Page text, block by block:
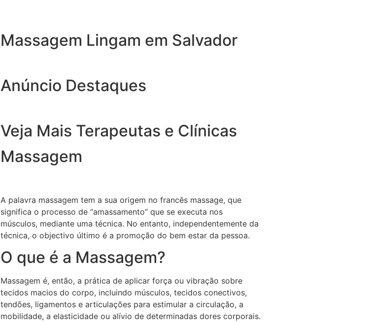
Massagem Lingam em Salvador
Anúncio Destaques
Veja Mais Terapeutas e Clínicas
Massagem
A palavra massagem tem a sua origem no francês massage, que
significa o processo de “amassamento” que se executa nos
músculos, mediante uma técnica. No entanto, independentemente da
técnica, o objectivo último é a promoção do bem estar da pessoa.
O que é a Massagem?
Massagem é, então, a prática de aplicar força ou vibração sobre
tecidos macios do corpo, incluindo músculos, tecidos conectivos,
tendões, ligamentos e articulações para estimular a circulação, a
mobilidade, a elasticidade ou alívio de determinadas dores corporais.